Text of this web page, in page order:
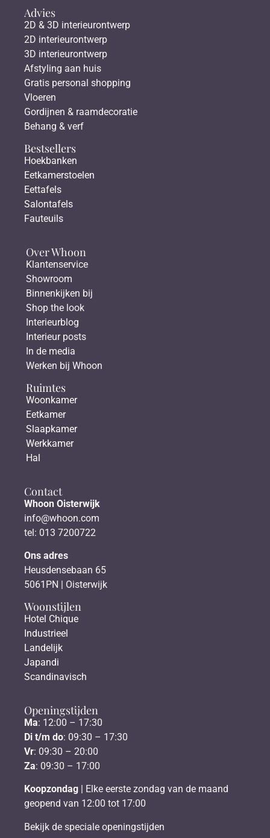
Advies
2D & 3D interieurontwerp
2D interieurontwerp
3D interieurontwerp
Afstyling aan huis
Gratis personal shopping
Vloeren
Gordijnen & raamdecoratie
Behang & verf
Bestsellers
Hoekbanken
Eetkamerstoelen
Eettafels
Salontafels
Fauteuils
Over Whoon
Klantenservice
Showroom
Binnenkijken bij
Shop the look
Interieurblog
Interieur posts
In de media
Werken bij Whoon
Ruimtes
Woonkamer
Eetkamer
Slaapkamer
Werkkamer
Hal
Contact
Whoon Oisterwijk
info@whoon.com
tel: 013 7200722
Ons adres
Heusdensebaan 65
5061PN | Oisterwijk
Woonstijlen
Hotel Chique
Industrieel
Landelijk
Japandi
Scandinavisch
Openingstijden
Ma: 12:00 – 17:30
Di t/m do: 09:30 – 17:30
Vr: 09:30 – 20:00
Za: 09:30 – 17:00
Koopzondag | Elke eerste zondag van de maand
geopend van 12:00 tot 17:00
Bekijk de speciale openingstijden